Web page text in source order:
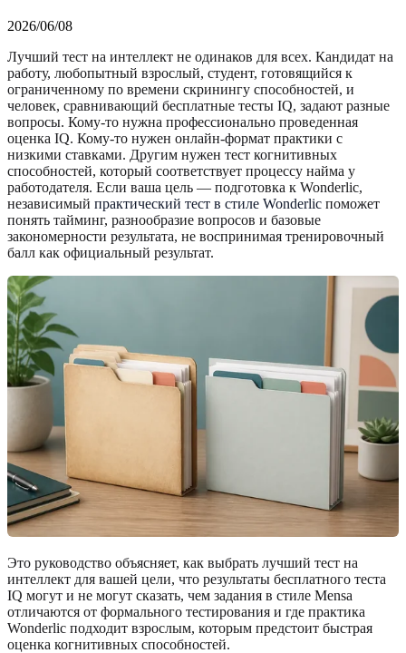
2026/06/08
Лучший тест на интеллект не одинаков для всех. Кандидат на
работу, любопытный взрослый, студент, готовящийся к
ограниченному по времени скринингу способностей, и
человек, сравнивающий бесплатные тесты IQ, задают разные
вопросы. Кому-то нужна профессионально проведенная
оценка IQ. Кому-то нужен онлайн-формат практики с
низкими ставками. Другим нужен тест когнитивных
способностей, который соответствует процессу найма у
работодателя. Если ваша цель — подготовка к Wonderlic,
независимый практический тест в стиле Wonderlic поможет
понять тайминг, разнообразие вопросов и базовые
закономерности результата, не воспринимая тренировочный
балл как официальный результат.
Это руководство объясняет, как выбрать лучший тест на
интеллект для вашей цели, что результаты бесплатного теста
IQ могут и не могут сказать, чем задания в стиле Mensa
отличаются от формального тестирования и где практика
Wonderlic подходит взрослым, которым предстоит быстрая
оценка когнитивных способностей.